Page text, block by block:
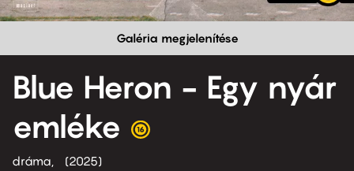
Galéria megjelenítése
Blue Heron - Egy nyár
emléke
dráma
2025